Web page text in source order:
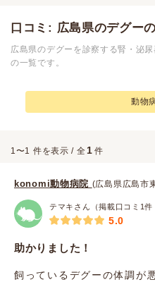
口コミ: 広島県のデグー
広島県のデグーを診察する腎・泌
の一覧です。
動物
1〜1 件を表示 / 全 1 件
konomi動物病院 (広島県広島市
テマキさん（掲載口コミ1件
5.0
助かりました！
飼っているデグーの体調が